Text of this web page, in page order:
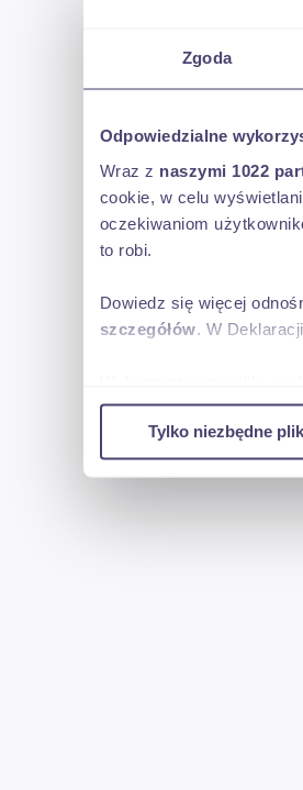
Zgoda
Odpowiedzialne
Wraz z naszymi 1022
cookie, w celu
oczekiwaniom
to robi.
Dowiedz się więcej
szczegółów. W
w naszej witrynie.
reklamowym i
uzyskanymi podczas
Tylko niezbędne